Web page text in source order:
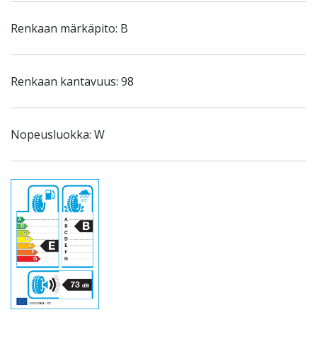
Renkaan märkäpito: B
Renkaan kantavuus: 98
Nopeusluokka: W